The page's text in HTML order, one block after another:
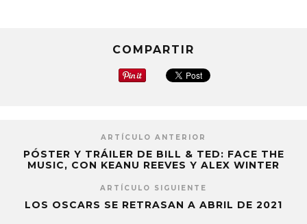
COMPARTIR
ARTÍCULO ANTERIOR
PÓSTER Y TRÁILER DE BILL & TED: FACE THE
MUSIC, CON KEANU REEVES Y ALEX WINTER
ARTÍCULO SIGUIENTE
LOS OSCARS SE RETRASAN A ABRIL DE 2021